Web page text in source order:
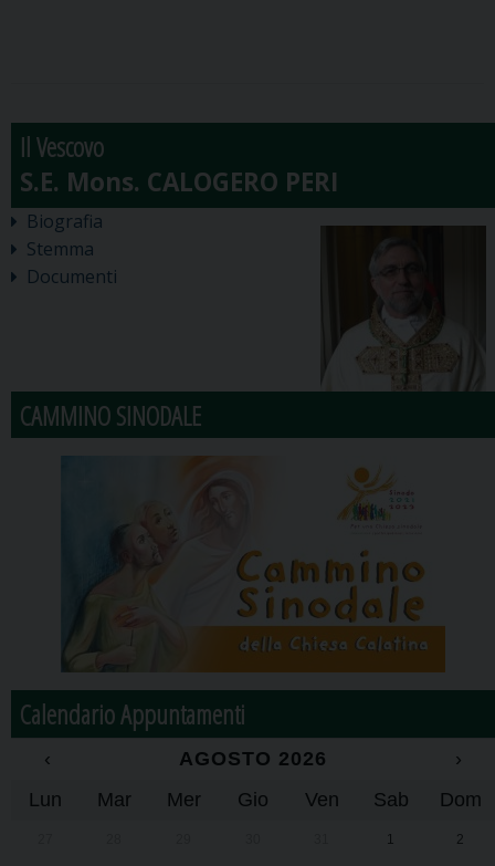
Il Vescovo
Biografia
Stemma
Documenti
CAMMINO SINODALE
Calendario Appuntamenti
‹ AGOSTO 2026
›
Lun
Mar Mer Gio Ven Sab Dom
1 2